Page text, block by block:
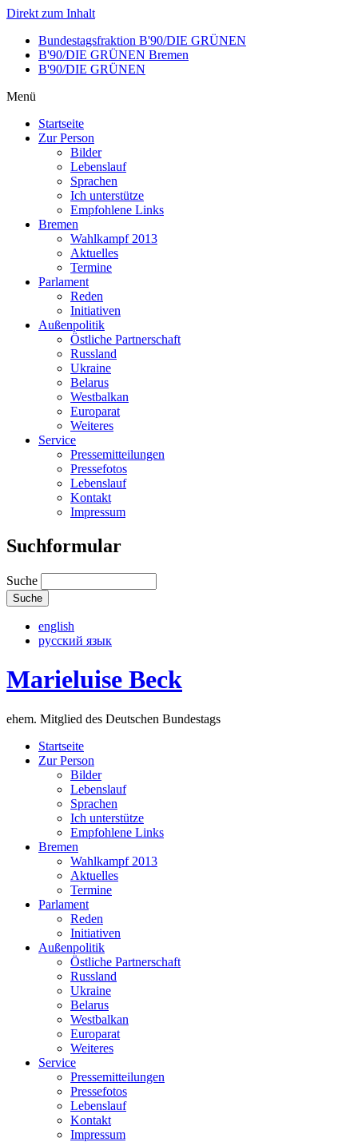
Direkt zum Inhalt
Bundestagsfraktion B'90/DIE GRÜNEN
B'90/DIE GRÜNEN Bremen
B'90/DIE GRÜNEN
Menü
Startseite
Zur Person
Bilder
Lebenslauf
Sprachen
Ich unterstütze
Empfohlene Links
Bremen
Wahlkampf 2013
Aktuelles
Termine
Parlament
Reden
Initiativen
Außenpolitik
Östliche Partnerschaft
Russland
Ukraine
Belarus
Westbalkan
Europarat
Weiteres
Service
Pressemitteilungen
Pressefotos
Lebenslauf
Kontakt
Impressum
Suchformular
Suche
english
русский язык
Marieluise Beck
ehem. Mitglied des Deutschen Bundestags
Startseite
Zur Person
Bilder
Lebenslauf
Sprachen
Ich unterstütze
Empfohlene Links
Bremen
Wahlkampf 2013
Aktuelles
Termine
Parlament
Reden
Initiativen
Außenpolitik
Östliche Partnerschaft
Russland
Ukraine
Belarus
Westbalkan
Europarat
Weiteres
Service
Pressemitteilungen
Pressefotos
Lebenslauf
Kontakt
Impressum